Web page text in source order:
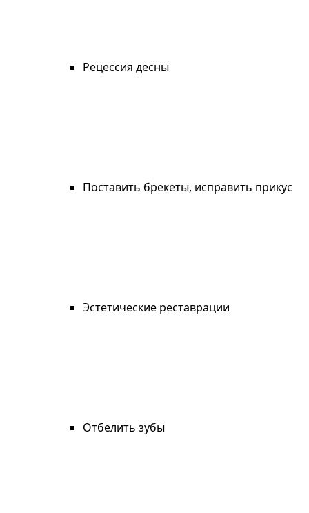
Рецессия десны
Поставить брекеты, исправить прикус
Эстетические реставрации
Отбелить зубы